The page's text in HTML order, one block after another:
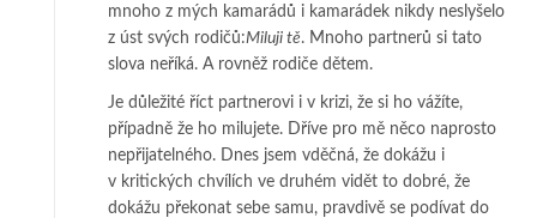
mnoho z mých kamarádů i kamarádek nikdy neslyšelo
z úst svých rodičů:Miluji tě. Mnoho partnerů si tato
slova neříká. A rovněž rodiče dětem.
Je důležité říct partnerovi i v krizi, že si ho vážíte,
případně že ho milujete. Dříve pro mě něco naprosto
nepřijatelného. Dnes jsem vděčná, že dokážu i
v kritických chvílích ve druhém vidět to dobré, že
dokážu překonat sebe samu, pravdivě se podívat do